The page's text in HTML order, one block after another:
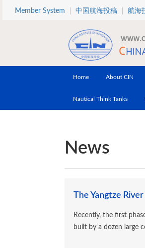
Skip to main content
Member System 中国航海投稿 航海
Home About CIN
Nautical Think Tanks
News
The Yangtze
Recently, the first
built by a dozen large